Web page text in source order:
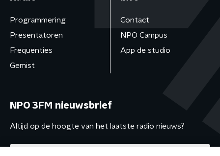
Programmering
Presentatoren
Frequenties
Gemist
Contact
NPO Campus
App de studio
NPO 3FM nieuwsbrief
Altijd op de hoogte van het laatste radio nieuws?